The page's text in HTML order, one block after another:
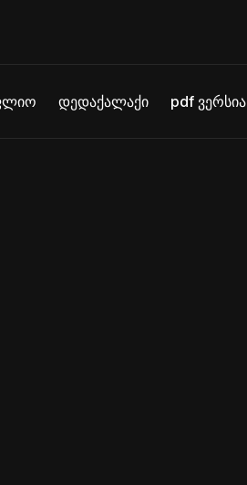
დედაქალაქი pdf ვერსია